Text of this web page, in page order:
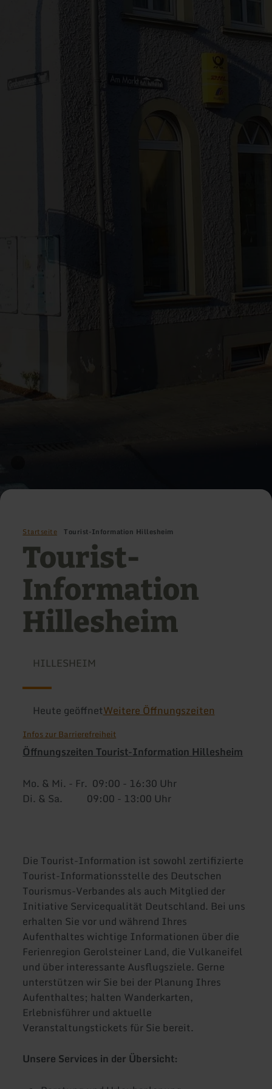
Startseite Tourist-Information Hillesheim
Tourist-
Information
Hillesheim
HILLESHEIM
Heute geöffnetWeitere Öffnungszeiten
Infos zur Barrierefreiheit
Öffnungszeiten Tourist-Information Hillesheim
Mo. & Mi. - Fr. 09:00 - 16:30 Uhr
Di. & Sa. 09:00 - 13:00 Uhr
Die Tourist-Information ist sowohl zertifizierte
Tourist-Informationsstelle des Deutschen
Tourismus-Verbandes als auch Mitglied der
Initiative Servicequalität Deutschland. Bei uns
erhalten Sie vor und während Ihres
Aufenthaltes wichtige Informationen über die
Ferienregion Gerolsteiner Land, die Vulkaneifel
und über interessante Ausflugsziele. Gerne
unterstützen wir Sie bei der Planung Ihres
Aufenthaltes; halten Wanderkarten,
Erlebnisführer und aktuelle
Veranstaltungstickets für Sie bereit.
Unsere Services in der Übersicht: